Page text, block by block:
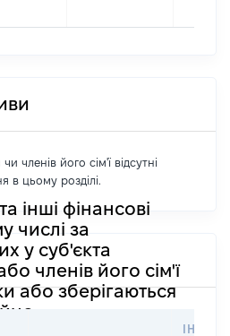
членів його сім'ї відсутні
в цьому розділі.
інші фінансові
числі за
у суб'єкта
членів його сім'ї
або зберігаються